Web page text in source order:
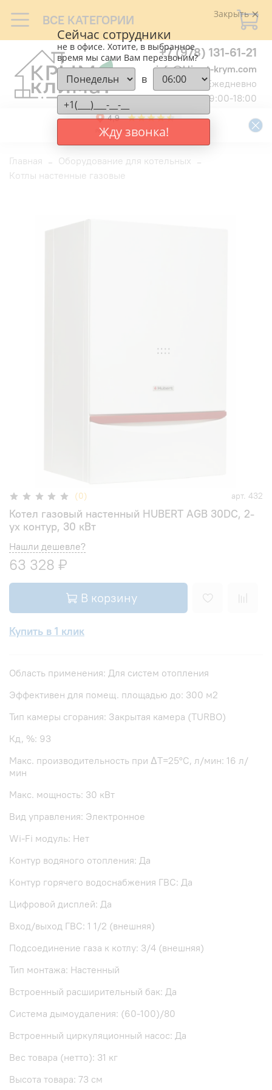
ВСЕ КАТЕГОРИИ
+7 (978) 131-61-21
info@klimat-krym.com
Ежедневно
9:00-18:00
Главная
Оборудование для котельных
Котлы настенные газовые
(0) арт. 432
Котел газовый настенный HUBERT AGB 30DC, 2-
ух контур, 30 кВт
Нашли дешевле?
63 328 ₽
В корзину
Купить в 1 клик
Область применения: Для систем отопления
Эффективен для помещ. площадью до: 300 м2
Тип камеры сгорания: Закрытая камера (TURBO)
Кд, %: 93
Макс. производительность при ΔТ=25°С, л/мин: 16 л/
мин
Макс. мощность: 30 кВт
Вид управления: Электронное
Wi-Fi модуль: Нет
Контур водяного отопления: Да
Контур горячего водоснабжения ГВС: Да
Цифровой дисплей: Да
Вход/выход ГВС: 1 1/2 (внешняя)
Подсоединение газа к котлу: 3/4 (внешняя)
Тип монтажа: Настенный
Встроенный расширительный бак: Да
Система дымоудаления: (60-100)/80
Встроенный циркуляционный насос: Да
Вес товара (нетто): 31 кг
Высота товара: 73 см
Закрыть
Сейчас сотрудники
не в офисе. Хотите, в выбранное
время мы сами Вам перезвоним?
в
Жду звонка!